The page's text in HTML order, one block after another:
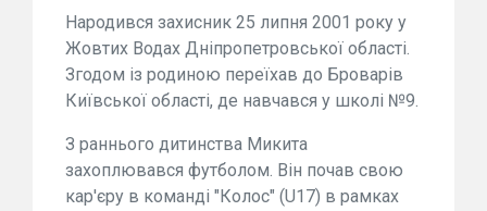
Народився захисник 25 липня 2001 року у
Жовтих Водах Дніпропетровської області.
Згодом із родиною переїхав до Броварів
Київської області, де навчався у школі №9.
З раннього дитинства Микита
захоплювався футболом. Він почав свою
кар'єру в команді "Колос" (U17) в рамках